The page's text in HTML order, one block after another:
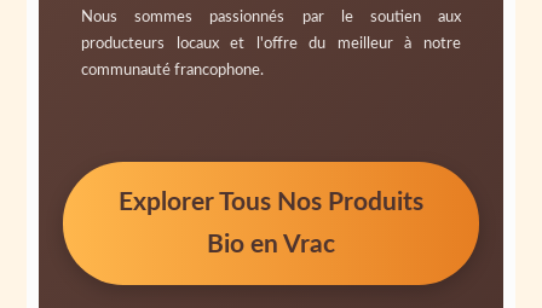
Nous sommes passionnés par le soutien aux
producteurs locaux et l'offre du meilleur à notre
communauté francophone.
Explorer Tous Nos Produits
Bio en Vrac